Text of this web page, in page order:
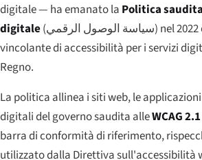
digitale — ha emanato la Politica
digitale(سياسة الوصول الرقمي) nel
vincolante di accessibilità per i servizi
Regno.
La politica allinea i siti web, le
digitali del governo saudita alleWCAG
barra di conformità di riferimento,
utilizzato dalla Direttiva sull'accessibilità